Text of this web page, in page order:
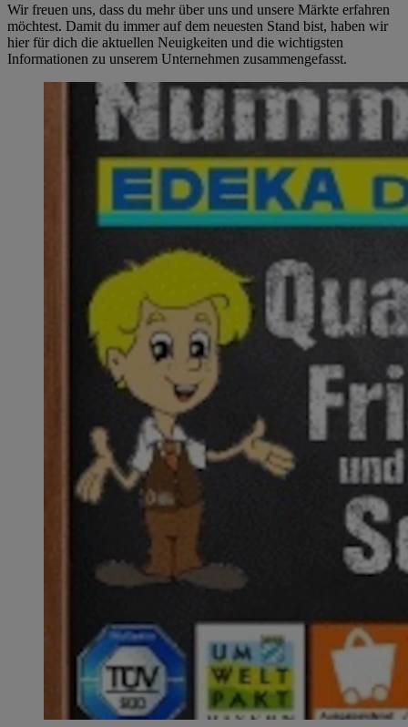
Wir freuen uns, dass du mehr über uns und unsere Märkte erfahren
möchtest. Damit du immer auf dem neuesten Stand bist, haben wir
hier für dich die aktuellen Neuigkeiten und die wichtigsten
Informationen zu unserem Unternehmen zusammengefasst.